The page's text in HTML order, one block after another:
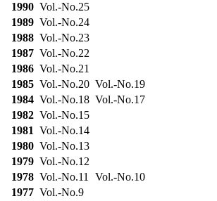
1990 Vol.-No.25
1989 Vol.-No.24
1988 Vol.-No.23
1987 Vol.-No.22
1986 Vol.-No.21
1985 Vol.-No.20 Vol.-No.19
1984 Vol.-No.18 Vol.-No.17
1982 Vol.-No.15
1981 Vol.-No.14
1980 Vol.-No.13
1979 Vol.-No.12
1978 Vol.-No.11 Vol.-No.10
1977 Vol.-No.9